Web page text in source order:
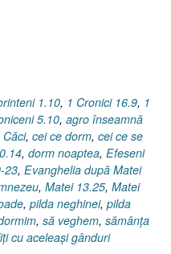
1.10, 1 Cronici 16.9, 1
5.10, agro înseamnă
Căci, cei ce dorm, cei ce se
, dorm noaptea, Efeseni
23, Evanghelia după Matei
, Matei 13.25, Matei
, pilda neghinei, pilda
, să veghem, sămânţa
cu aceleaşi gânduri